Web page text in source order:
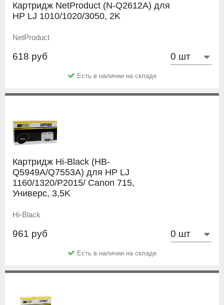
Картридж NetProduct (N-Q2612A) для
HP LJ 1010/1020/3050, 2K
NetProduct
618 руб
Есть в наличии на складе
Картридж Hi-Black (HB-
Q5949A/Q7553A) для HP LJ
1160/1320/P2015/ Canon 715,
Универс, 3,5K
Hi-Black
961 руб
Есть в наличии на складе